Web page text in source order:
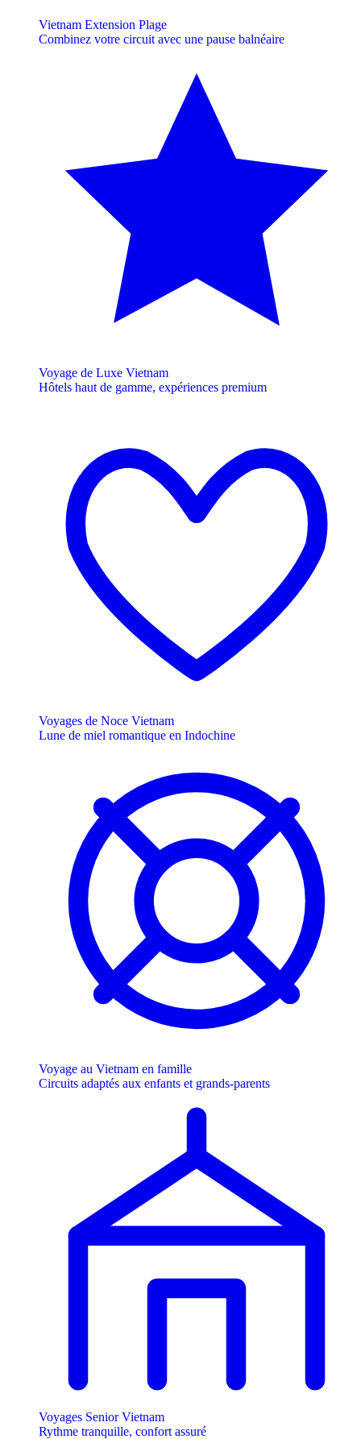
Vietnam Extension Plage
Combinez votre circuit avec une pause balnéaire
Voyage de Luxe Vietnam
Hôtels haut de gamme, expériences premium
Voyages de Noce Vietnam
Lune de miel romantique en Indochine
Voyage au Vietnam en famille
Circuits adaptés aux enfants et grands-parents
Voyages Senior Vietnam
Rythme tranquille, confort assuré